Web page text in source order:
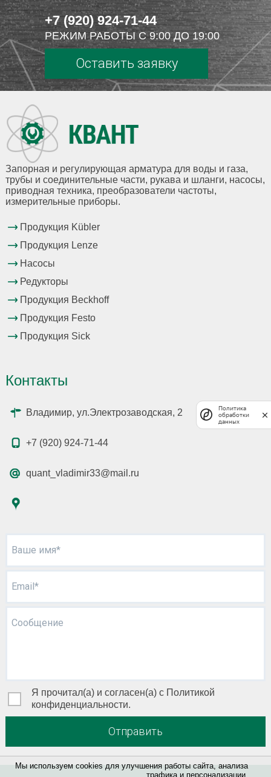
Мы используем cookies для улучшения работы сайта, анализа
трафика и персонализации.
+7 (920) 924-71-44
РЕЖИМ РАБОТЫ С 9:00 ДО 19:00
Оставить заявку
Запорная и регулирующая арматура для воды и газа,
трубы и соединительные части, рукава и шланги, насосы,
приводная техника, преобразователи частоты,
измерительные приборы.
Продукция Kübler
Продукция Lenze
Насосы
Редукторы
Продукция Beckhoff
Продукция Festo
Продукция Sick
Контакты
Владимир, ул.Электрозаводская, 2
+7 (920) 924-71-44
quant_vladimir33@mail.ru
Ваше имя*
Email*
Сообщение
Я прочитал(а) и согласен(а) с Политикой
конфиденциальности.
Отправить
Политика
обработки
данных